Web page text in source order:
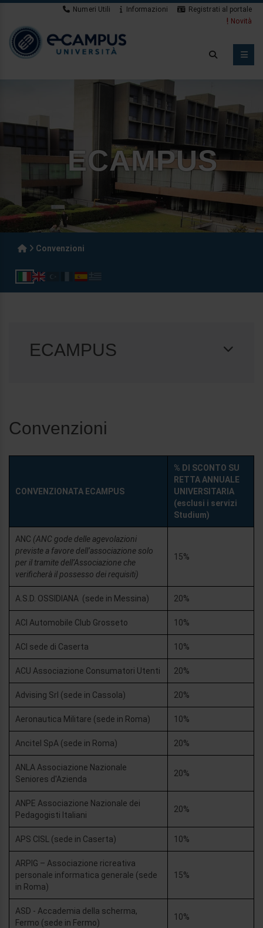
Numeri Utili Informazioni
Registrati al portale
Novità
ECAMPUS
Convenzioni
ECAMPUS
Convenzioni
CONVENZIONATA ECAMPUS
% DI SCONTO SU
RETTA ANNUALE
UNIVERSITARIA
(esclusi i servizi
Studium)
ANC (ANC gode delle agevolazioni
previste a favore dell’associazione solo
per il tramite dell’Associazione che
verificherà il possesso dei requisiti)
15%
A.S.D. OSSIDIANA (sede in Messina) 20%
ACI Automobile Club Grosseto 10%
ACI sede di Caserta 10%
ACU Associazione Consumatori Utenti 20%
Advising Srl (sede in Cassola) 20%
Aeronautica Militare (sede in Roma) 10%
Ancitel SpA (sede in Roma) 20%
ANLA Associazione Nazionale
Seniores d'Azienda
20%
ANPE Associazione Nazionale dei
Pedagogisti Italiani
20%
APS CISL (sede in Caserta) 10%
ARPIG – Associazione ricreativa
personale informatica generale (sede
in Roma)
15%
ASD - Accademia della scherma,
Fermo (sede in Fermo)
10%